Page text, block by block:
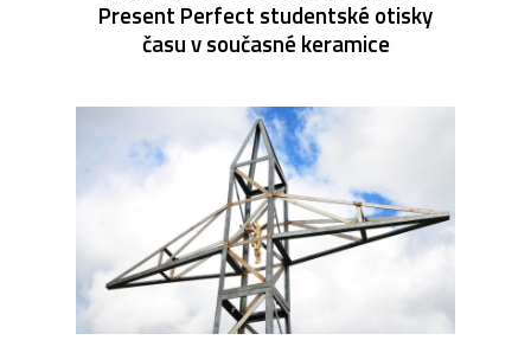
Present Perfect studentské otisky
času v současné keramice